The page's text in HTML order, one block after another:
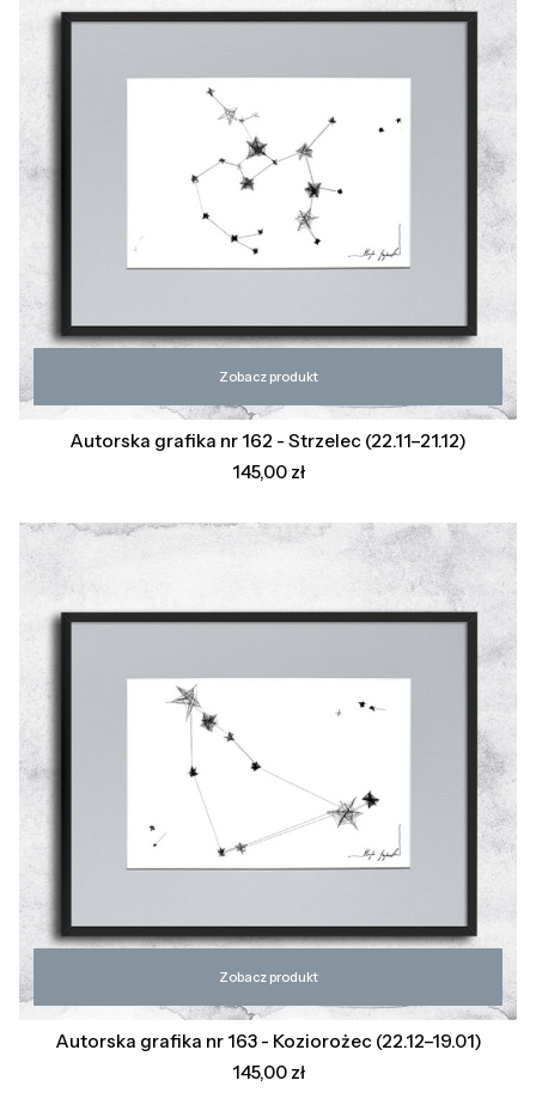
Zobacz produkt
Autorska grafika nr 162 - Strzelec (22.11–21.12)
Cena
145,00 zł
Zobacz produkt
Autorska grafika nr 163 - Koziorożec (22.12–19.01)
Cena
145,00 zł